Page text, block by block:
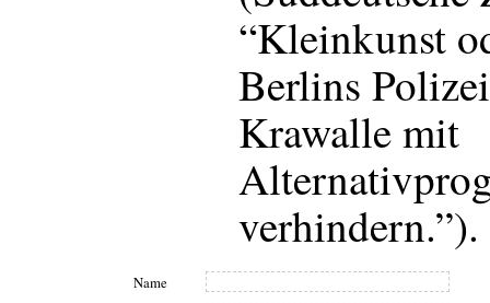
“Kleinkunst
Berlins
Krawalle mit
verhindern.”).
Name